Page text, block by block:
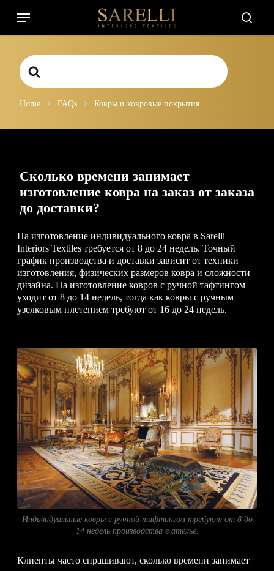
Menu
Search
For
Home FAQs Ковры и ковровые покрытия
Сколько времени занимает
изготовление ковра на заказ от заказа
до доставки?
На изготовление индивидуального ковра в Sarelli
Interiors Textiles требуется от 8 до 24 недель. Точный
график производства и доставки зависит от техники
изготовления, физических размеров ковра и сложности
дизайна. На изготовление ковров с ручной тафтингом
уходит от 8 до 14 недель, тогда как ковры с ручным
узелковым плетением требуют от 16 до 24 недель.
Индивидуальные ковры с ручной тафтингом требуют от 8 до
14 недель производства в ателье.
Клиенты часто спрашивают, сколько времени занимает